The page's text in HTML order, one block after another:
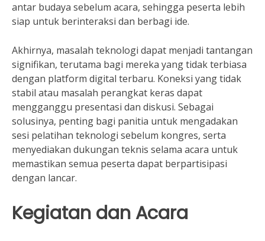
antar budaya sebelum acara, sehingga peserta lebih
siap untuk berinteraksi dan berbagi ide.
Akhirnya, masalah teknologi dapat menjadi tantangan
signifikan, terutama bagi mereka yang tidak terbiasa
dengan platform digital terbaru. Koneksi yang tidak
stabil atau masalah perangkat keras dapat
mengganggu presentasi dan diskusi. Sebagai
solusinya, penting bagi panitia untuk mengadakan
sesi pelatihan teknologi sebelum kongres, serta
menyediakan dukungan teknis selama acara untuk
memastikan semua peserta dapat berpartisipasi
dengan lancar.
Kegiatan dan Acara